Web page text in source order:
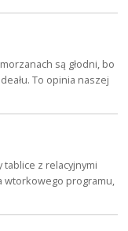
są głodni, bo
To opinia naszej
tablice z relacyjnymi
wtorkowego programu,